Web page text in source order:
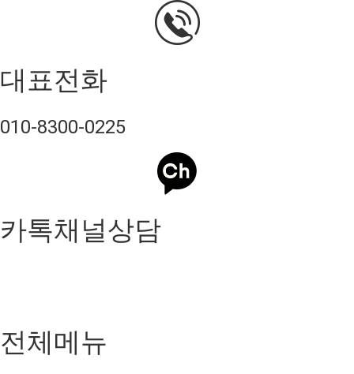
대표전화
010-8300-0225
카톡채널상담
전체메뉴